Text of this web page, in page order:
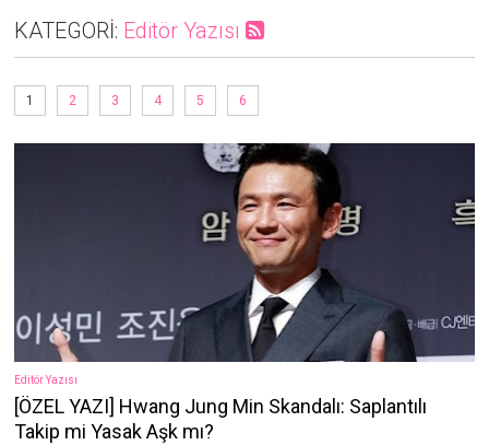
KATEGORİ: Editör Yazısı
1 2 3 4 5 6
Editör Yazısı
[ÖZEL YAZI] Hwang Jung Min Skandalı: Saplantılı
Takip mi Yasak Aşk mı?